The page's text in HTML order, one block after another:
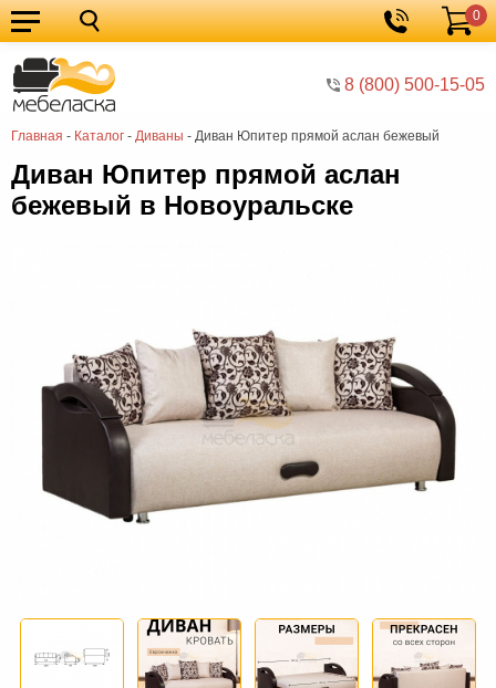
8 (800) 500-15-05
Корзина
0
Главная - Каталог - Диваны - Диван Юпитер прямой аслан бежевый
Кухонные
гарнитуры
Мебель
для
кухни
Мебель
для
спальни
Кровати
Шкафы
Диваны
Мебель
Офисная
компьютер
для
ванной
Мебель
трансформер
Матрасы
Диван Юпитер прямой аслан
бежевый в Новоуральске